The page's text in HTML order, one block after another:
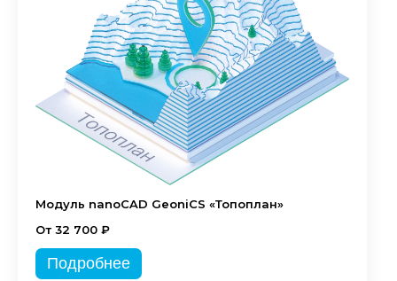
Модуль nanoCAD GeoniCS «Топоплан»
От 32 700 ₽
Подробнее